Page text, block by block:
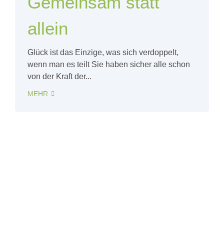
allein
Glück ist das Einzige, was sich verdoppelt,
wenn man es teilt Sie haben sicher alle schon
von der Kraft der...
MEHR